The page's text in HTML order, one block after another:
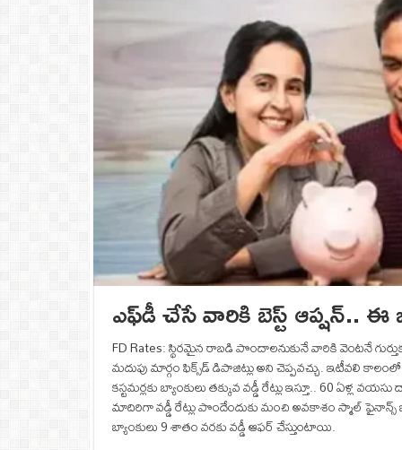
ఎఫ్‌డీ చేసే వారికి బెస్ట్ ఆప్షన్.. ఈ
FD Rates: స్థిరమైన రాబడి పొందాలనుకునే వారికి వెంటనే
మదుపు మార్గం ఫిక్స్‌డ్ డిపాజిట్లు అని చెప్పవచ్చు. ఇటీవలి
కస్టమర్లకు బ్యాంకులు తక్కువ వడ్డీ రేట్లు ఇస్తూ.. 60
మాదిరిగా వడ్డీ రేట్లు పొందేందుకు మంచి అవకాశం స్మాల్ ఫైనాన్స్
బ్యాంకులు 9 శాతం వరకు వడ్డీ ఆఫర్ చేస్తుంటాయి.